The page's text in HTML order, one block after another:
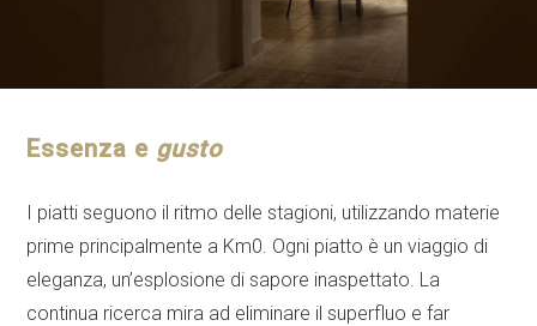
Essenza e gusto
I piatti seguono il ritmo delle stagioni, utilizzando materie
prime principalmente a Km0. Ogni piatto è un viaggio di
eleganza, un’esplosione di sapore inaspettato. La
continua ricerca mira ad eliminare il superfluo e far